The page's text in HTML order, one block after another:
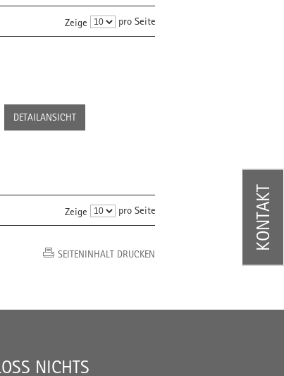
Zeige pro Seite
DETAILANSICHT
Zeige pro Seite
SEITENINHALT DRUCKEN
NICHTS V
KONTAKT